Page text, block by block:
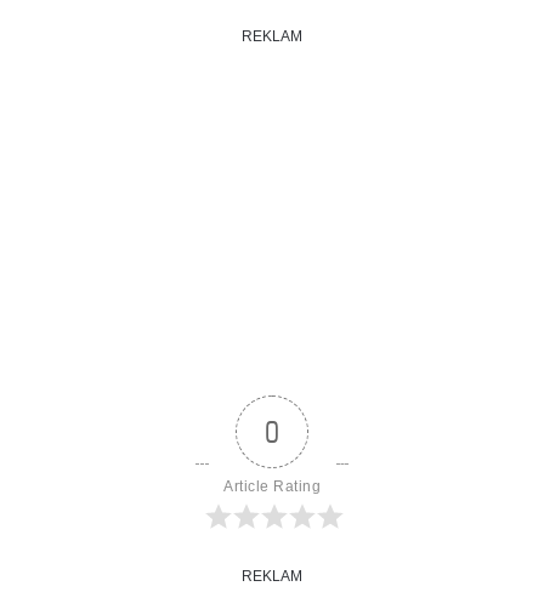
REKLAM
0
Article Rating
REKLAM